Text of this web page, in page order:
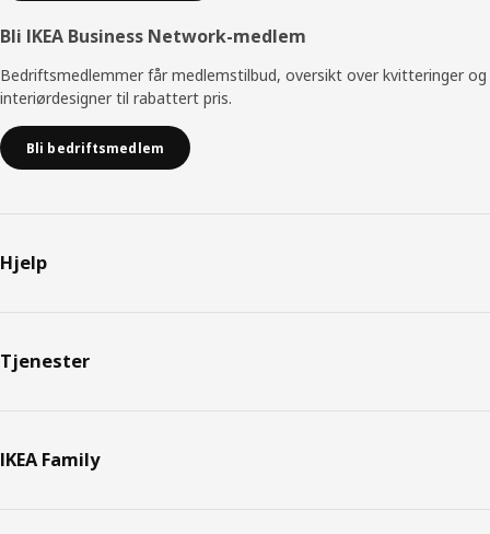
Bli IKEA Business Network-medlem
Bedriftsmedlemmer får medlemstilbud, oversikt over kvitteringer og
interiørdesigner til rabattert pris.
Bli bedriftsmedlem
Hjelp
Tjenester
IKEA Family